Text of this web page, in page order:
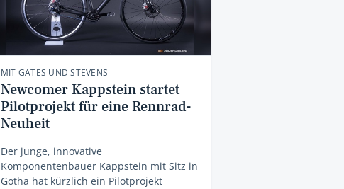
MIT GATES UND STEVENS
Newcomer Kappstein startet
Pilotprojekt für eine Rennrad-
Neuheit
Der junge, innovative
Komponentenbauer Kappstein mit Sitz in
Gotha hat kürzlich ein Pilotprojekt